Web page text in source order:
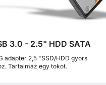
3.0 - 2.5" HDD SATA
adapter 2,5 "SSD/HDD gyors
Tartalmaz egy tokot.